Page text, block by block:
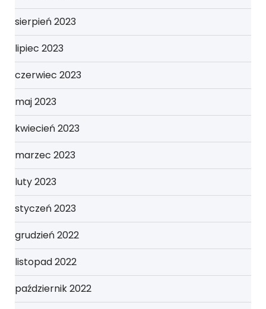
sierpień 2023
lipiec 2023
czerwiec 2023
maj 2023
kwiecień 2023
marzec 2023
luty 2023
styczeń 2023
grudzień 2022
listopad 2022
październik 2022